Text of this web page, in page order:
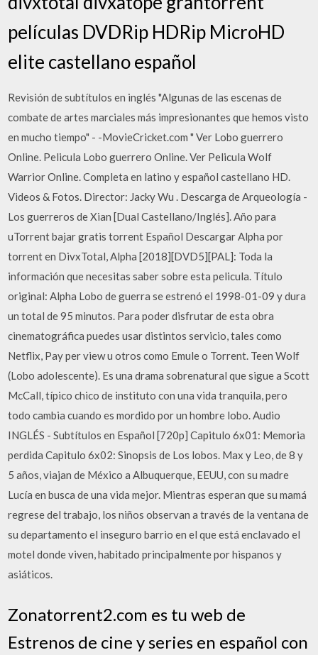
películas DVDRip HDRip MicroHD
elite castellano español
Revisión de subtítulos en inglés "Algunas de las escenas de
combate de artes marciales más impresionantes que hemos visto
en mucho tiempo" - -MovieCricket.com " Ver Lobo guerrero
Online. Pelicula Lobo guerrero Online. Ver Pelicula Wolf
Warrior Online. Completa en latino y español castellano HD.
Videos & Fotos. Director: Jacky Wu . Descarga de Arqueología -
Los guerreros de Xian [Dual Castellano/Inglés]. Año para
uTorrent bajar gratis torrent Español Descargar Alpha por
torrent en DivxTotal, Alpha [2018][DVD5][PAL]: Toda la
información que necesitas saber sobre esta pelicula. Título
original: Alpha Lobo de guerra se estrenó el 1998-01-09 y dura
un total de 95 minutos. Para poder disfrutar de esta obra
cinematográfica puedes usar distintos servicio, tales como
Netflix, Pay per view u otros como Emule o Torrent. Teen Wolf
(Lobo adolescente). Es una drama sobrenatural que sigue a Scott
McCall, típico chico de instituto con una vida tranquila, pero
todo cambia cuando es mordido por un hombre lobo. Audio
INGLÉS - Subtítulos en Español [720p] Capitulo 6x01: Memoria
perdida Capitulo 6x02: Sinopsis de Los lobos. Max y Leo, de 8 y
5 años, viajan de México a Albuquerque, EEUU, con su madre
Lucía en busca de una vida mejor. Mientras esperan que su mamá
regrese del trabajo, los niños observan a través de la ventana de
su departamento el inseguro barrio en el que está enclavado el
motel donde viven, habitado principalmente por hispanos y
asiáticos.
Zonatorrent2.com es tu web de
Estrenos de cine y series en español con